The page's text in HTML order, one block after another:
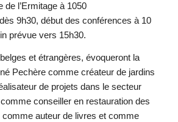
de l’Ermitage à 1050
9h30, début des conférences à 10
prévue vers 15h30.
et étrangères, évoqueront la
Pechère comme créateur de jardins
de projets dans le secteur
conseiller en restauration des
comme auteur de livres et comme